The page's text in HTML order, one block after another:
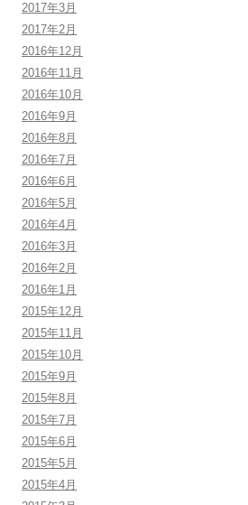
2017年3月
2017年2月
2016年12月
2016年11月
2016年10月
2016年9月
2016年8月
2016年7月
2016年6月
2016年5月
2016年4月
2016年3月
2016年2月
2016年1月
2015年12月
2015年11月
2015年10月
2015年9月
2015年8月
2015年7月
2015年6月
2015年5月
2015年4月